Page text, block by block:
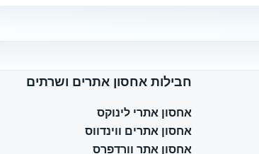
חבילות אחסון אתרים ושרתים
אחסון אתרי לינוקס
אחסון אתרים ווינדווס
אחסון אתר וורדפרס